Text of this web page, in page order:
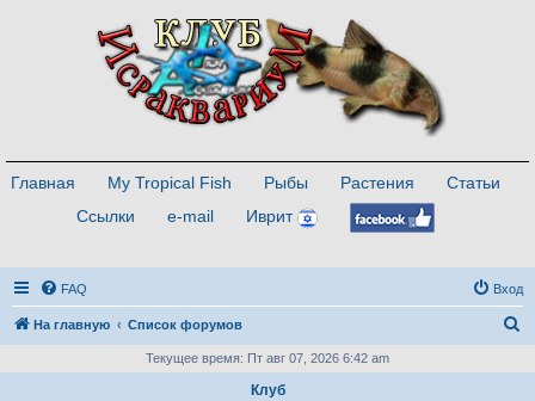
Главная My Tropical Fish Рыбы Растения
Статьи
Ссылки
e-mail Иврит
FAQ Вход
На главную Список форумов
Текущее время: Пт авг 07, 2026 6:42 am
Клуб